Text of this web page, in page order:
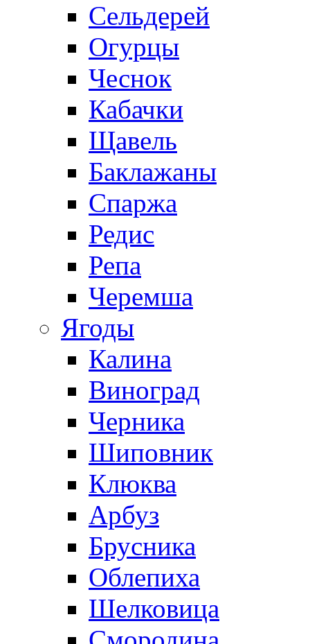
Сельдерей
Огурцы
Чеснок
Кабачки
Щавель
Баклажаны
Спаржа
Редис
Репа
Черемша
Ягоды
Калина
Виноград
Черника
Шиповник
Клюква
Арбуз
Брусника
Облепиха
Шелковица